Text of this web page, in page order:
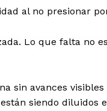
al no presionar
Lo que falta no
sin avances
siendo diluidos